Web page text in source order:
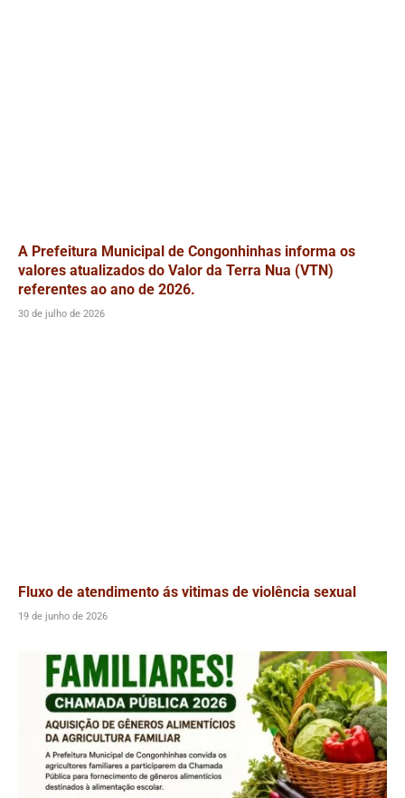
A Prefeitura Municipal de Congonhinhas informa os
valores atualizados do Valor da Terra Nua (VTN)
referentes ao ano de 2026.
30 de julho de 2026
Fluxo de atendimento ás vitimas de violência sexual
19 de junho de 2026